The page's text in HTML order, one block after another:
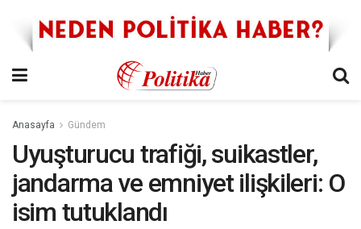
Anasayfa Gündem
Uyuşturucu trafiği, suikastler,
jandarma ve emniyet ilişkileri: O
isim tutuklandı